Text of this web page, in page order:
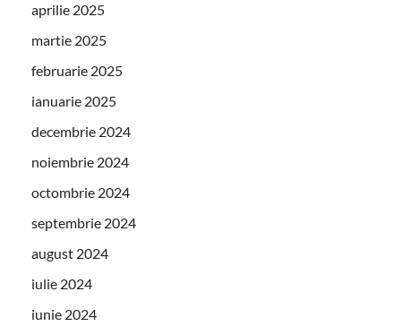
aprilie 2025
martie 2025
februarie 2025
ianuarie 2025
decembrie 2024
noiembrie 2024
octombrie 2024
septembrie 2024
august 2024
iulie 2024
iunie 2024